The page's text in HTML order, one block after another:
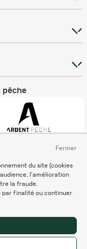
Fermer
du site (cookies
l'amélioration
la fraude.
par finalité ou continuer
pêche